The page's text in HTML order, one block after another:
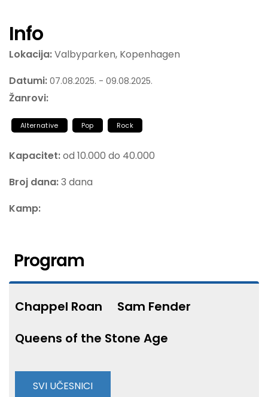
Info
Lokacija:Valbyparken, Kopenhagen
Datumi: 07.08.2025. - 09.08.2025.
Žanrovi:
Alternative Pop Rock
Kapacitet:od 10.000 do 40.000
Broj dana:3 dana
Kamp:
Program
Chappel Roan
Sam Fender
Queens of the Stone Age
SVI UČESNICI